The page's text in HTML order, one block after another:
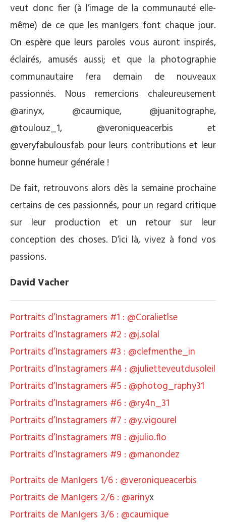
veut donc fier (à l’image de la communauté elle-
même) de ce que les manIgers font chaque jour.
On espère que leurs paroles vous auront inspirés,
éclairés, amusés aussi; et que la photographie
communautaire fera demain de nouveaux
passionnés. Nous remercions chaleureusement
@arinyx, @caumique, @juanitographe,
@toulouz_1, @veroniqueacerbis et
@veryfabulousfab pour leurs contributions et leur
bonne humeur générale !
De fait, retrouvons alors dès la semaine prochaine
certains de ces passionnés, pour un regard critique
sur leur production et un retour sur leur
conception des choses. D’ici là, vivez à fond vos
passions.
David Vacher
Portraits d’Instagramers #1 : @Coralietlse
Portraits d’Instagramers #2 : @j.solal
Portraits d’Instagramers #3 : @clefmenthe_in
Portraits d’Instagramers #4 : @julietteveutdusoleil
Portraits d’Instagramers #5 : @photog_raphy31
Portraits d’Instagramers #6 : @ry4n_31
Portraits d’Instagramers #7 : @y.vigourel
Portraits d’Instagramers #8 : @julio.flo
Portraits d’Instagramers #9 : @manondez
Portraits de ManIgers 1/6 : @veroniqueacerbis
Portraits de ManIgers 2/6 : @arinyx
Portraits de ManIgers 3/6 : @caumique